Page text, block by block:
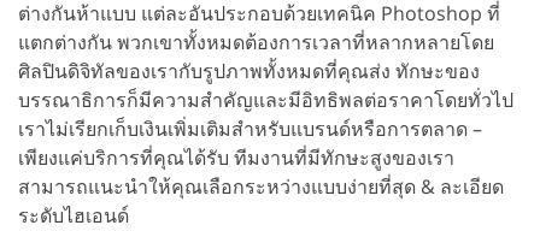
ต่างกันห้าแบบ แต่ละอันประกอบด้วยเทคนิค Photoshop ที่
แตกต่างกัน พวกเขาทั้งหมดต้องการเวลาที่หลากหลายโดย
ศิลปินดิจิทัลของเรากับรูปภาพทั้งหมดที่คุณส่ง ทักษะของ
บรรณาธิการก็มีความสำคัญและมีอิทธิพลต่อราคาโดยทั่วไป
เราไม่เรียกเก็บเงินเพิ่มเติมสำหรับแบรนด์หรือการตลาด –
เพียงแค่บริการที่คุณได้รับ ทีมงานที่มีทักษะสูงของเรา
สามารถแนะนำให้คุณเลือกระหว่างแบบง่ายที่สุด & ละเอียด
ระดับไฮเอนด์